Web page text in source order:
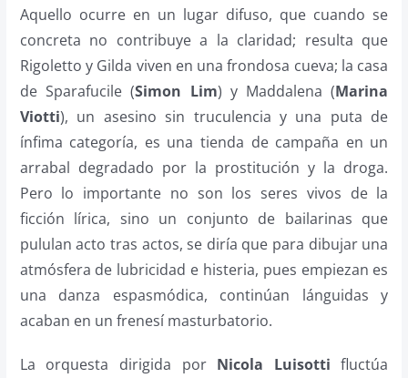
Aquello ocurre en un lugar difuso, que cuando se
concreta no contribuye a la claridad; resulta que
Rigoletto y Gilda viven en una frondosa cueva; la casa
de Sparafucile (Simon Lim) y Maddalena (Marina
Viotti), un asesino sin truculencia y una puta de
ínfima categoría, es una tienda de campaña en un
arrabal degradado por la prostitución y la droga.
Pero lo importante no son los seres vivos de la
ficción lírica, sino un conjunto de bailarinas que
pululan acto tras actos, se diría que para dibujar una
atmósfera de lubricidad e histeria, pues empiezan es
una danza espasmódica, continúan lánguidas y
acaban en un frenesí masturbatorio.
La orquesta dirigida por Nicola Luisotti fluctúa